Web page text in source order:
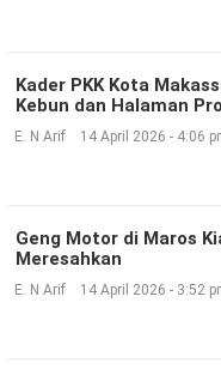
Kader PKK Kota
Kebun dan Halaman
E. N Arif 14 April 2026 - 4:06
Geng Motor di Maros
Meresahkan
E. N Arif 14 April 2026 - 3:52